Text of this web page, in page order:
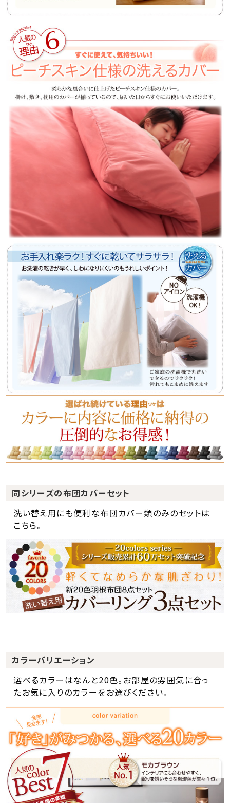
同シリーズの布団カバーセット
洗い替え用にも便利な布団カバー類のみのセットは
こちら。
カラーバリエーション
選べるカラーはなんと20色。お部屋の雰囲気に合っ
たお気に入りのカラーをお選びください。